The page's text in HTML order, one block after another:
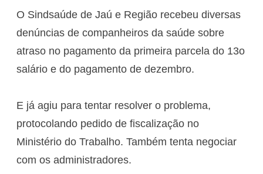
O Sindsaúde de Jaú e Região recebeu diversas
denúncias de companheiros da saúde sobre
atraso no pagamento da primeira parcela do 13o
salário e do pagamento de dezembro.
E já agiu para tentar resolver o problema,
protocolando pedido de fiscalização no
Ministério do Trabalho. Também tenta negociar
com os administradores.